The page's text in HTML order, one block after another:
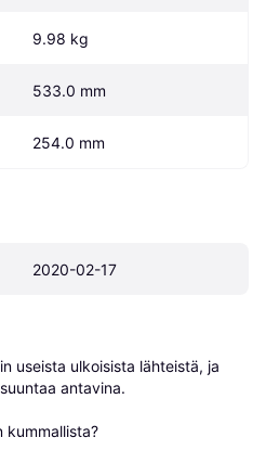
9.98 kg
533.0 mm
254.0 mm
2020-02-17
useista ulkoisista lähteistä, ja
antavina.
kummallista?